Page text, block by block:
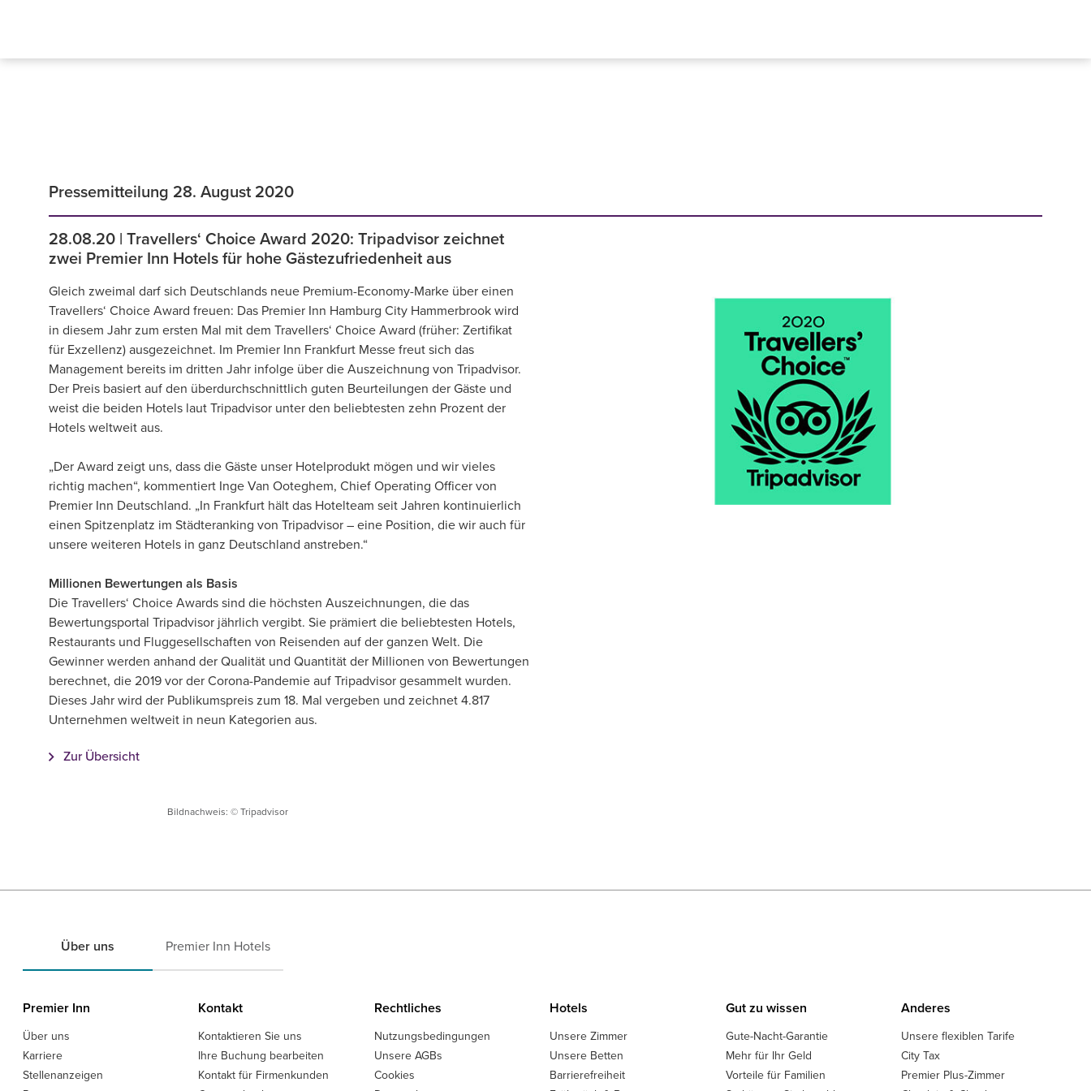
Pressemitteilung 28. August 2020
28.08.20 | Travellers‘ Choice Award 2020: Tripadvisor zeichnet
zwei Premier Inn Hotels für hohe Gästezufriedenheit aus
Gleich zweimal darf sich Deutschlands neue Premium-Economy-Marke über einen
Travellers‘ Choice Award freuen: Das Premier Inn Hamburg City Hammerbrook wird
in diesem Jahr zum ersten Mal mit dem Travellers‘ Choice Award (früher: Zertifikat
für Exzellenz) ausgezeichnet. Im Premier Inn Frankfurt Messe freut sich das
Management bereits im dritten Jahr infolge über die Auszeichnung von Tripadvisor.
Der Preis basiert auf den überdurchschnittlich guten Beurteilungen der Gäste und
weist die beiden Hotels laut Tripadvisor unter den beliebtesten zehn Prozent der
Hotels weltweit aus.
„Der Award zeigt uns, dass die Gäste unser Hotelprodukt mögen und wir vieles
richtig machen“, kommentiert Inge Van Ooteghem, Chief Operating Officer von
Premier Inn Deutschland. „In Frankfurt hält das Hotelteam seit Jahren kontinuierlich
einen Spitzenplatz im Städteranking von Tripadvisor – eine Position, die wir auch für
unsere weiteren Hotels in ganz Deutschland anstreben.“
Millionen Bewertungen als Basis
Die Travellers‘ Choice Awards sind die höchsten Auszeichnungen, die das
Bewertungsportal Tripadvisor jährlich vergibt. Sie prämiert die beliebtesten Hotels,
Restaurants und Fluggesellschaften von Reisenden auf der ganzen Welt. Die
Gewinner werden anhand der Qualität und Quantität der Millionen von Bewertungen
berechnet, die 2019 vor der Corona-Pandemie auf Tripadvisor gesammelt wurden.
Dieses Jahr wird der Publikumspreis zum 18. Mal vergeben und zeichnet 4.817
Unternehmen weltweit in neun Kategorien aus.
Zur Übersicht
Bildnachweis: © Tripadvisor
Über uns Premier Inn Hotels
Premier Inn
Über uns
Karriere
Stellenanzeigen
Kontakt
Kontaktieren Sie uns
Ihre Buchung bearbeiten
Kontakt für Firmenkunden
Rechtliches
Nutzungsbedingungen
Unsere AGBs
Cookies
Hotels
Unsere Zimmer
Unsere Betten
Barrierefreiheit
Gut zu wissen
Gute-Nacht-Garantie
Mehr für Ihr Geld
Vorteile für Familien
Anderes
Unsere flexiblen Tarife
City Tax
Premier Plus-Zimmer